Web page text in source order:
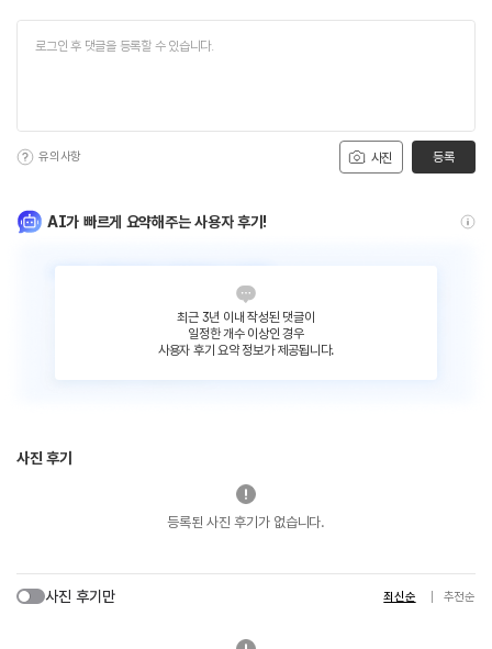
사진
유의사항 등록
AI가 빠르게 요약해주는 사용자 후기!
최근 3년 이내 작성된 댓글이
일정한 개수 이상인 경우
사용자 후기 요약 정보가 제공됩니다.
사진 후기
등록된 사진 후기가 없습니다.
사진 후기만 최신순 추천순